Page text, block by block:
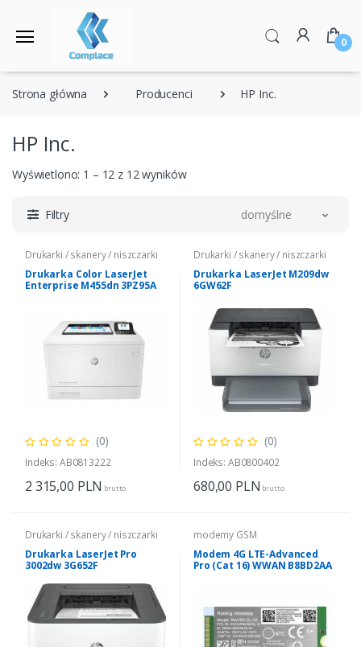
0
Strona główna Producenci HP Inc.
HP Inc.
Wyświetlono: 1 – 12 z 12 wyników
Filtry domyślne
Drukarki / skanery / niszczarki
Drukarka Color LaserJet
Enterprise M455dn 3PZ95A
(0)
Indeks: AB0813222
2 315,00 PLN brutto
Drukarki / skanery / niszczarki
Drukarka LaserJet M209dw
6GW62F
(0)
Indeks: AB0800402
680,00 PLN brutto
Drukarki / skanery / niszczarki
Drukarka LaserJet Pro
3002dw 3G652F
modemy GSM
Modem 4G LTE-Advanced
Pro (Cat 16) WWAN B8BD2AA